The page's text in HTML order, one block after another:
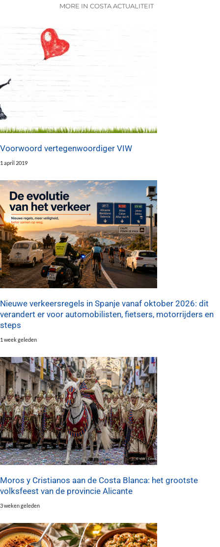
MORE IN COSTA ACTUALITEIT
Voorwoord vertegenwoordiger VIW
1 april 2019
Nieuwe verkeersregels in Spanje vanaf oktober 2026: dit
verandert er voor automobilisten, fietsers, motorrijders en
steps
1 week geleden
Moros y Cristianos aan de Costa Blanca: het grootste
volksfeest van de provincie Alicante
3 weken geleden